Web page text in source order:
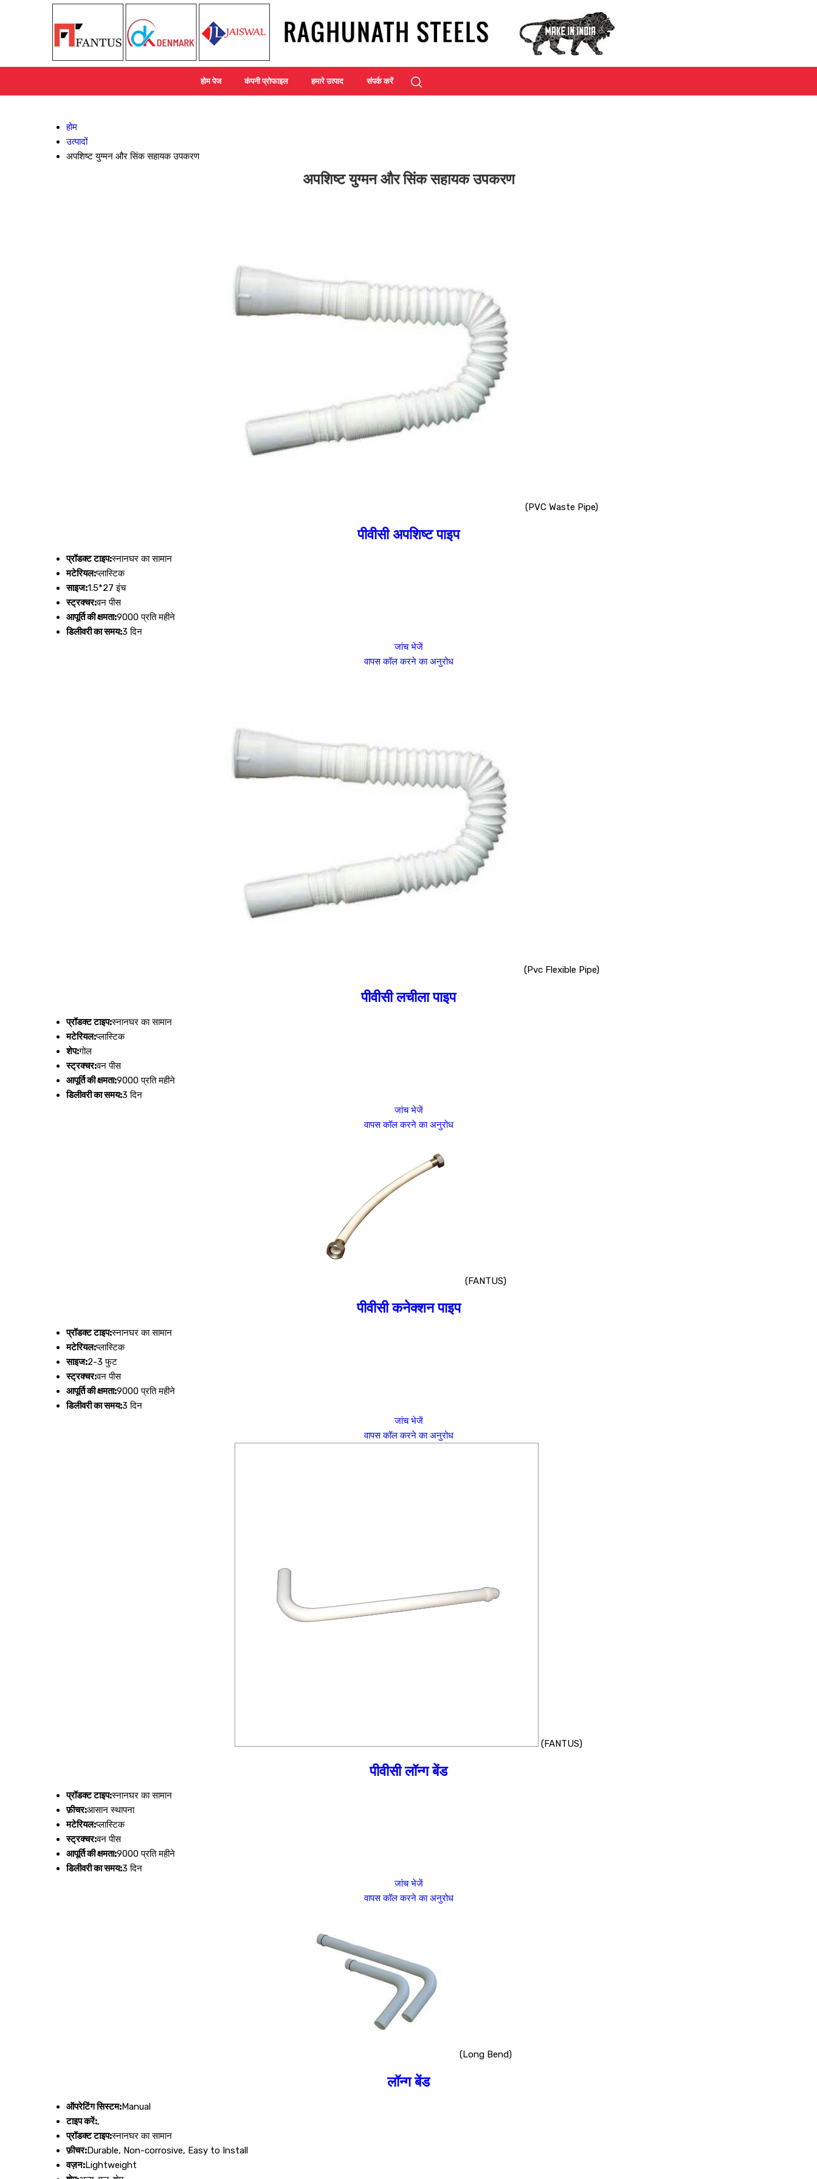
होम पेज कंपनी प्रोफाइल हमारे उत्पाद संपर्क करें
होम
उत्पादों
अपशिष्ट युग्मन और सिंक सहायक उपकरण
अपशिष्ट युग्मन और सिंक सहायक उपकरण
(PVC Waste Pipe)
पीवीसी अपशिष्ट पाइप
प्रॉडक्ट टाइप:स्नानघर का सामान
मटेरियल:प्लास्टिक
साइज:1.5*27 इंच
स्ट्रक्चर:वन पीस
आपूर्ति की क्षमता:9000 प्रति महीने
डिलीवरी का समय:3 दिन
जांच भेजें
वापस कॉल करने का अनुरोध
(Pvc Flexible Pipe)
पीवीसी लचीला पाइप
प्रॉडक्ट टाइप:स्नानघर का सामान
मटेरियल:प्लास्टिक
शेप:गोल
स्ट्रक्चर:वन पीस
आपूर्ति की क्षमता:9000 प्रति महीने
डिलीवरी का समय:3 दिन
जांच भेजें
वापस कॉल करने का अनुरोध
(FANTUS)
पीवीसी कनेक्शन पाइप
प्रॉडक्ट टाइप:स्नानघर का सामान
मटेरियल:प्लास्टिक
साइज:2-3 फुट
स्ट्रक्चर:वन पीस
आपूर्ति की क्षमता:9000 प्रति महीने
डिलीवरी का समय:3 दिन
जांच भेजें
वापस कॉल करने का अनुरोध
(FANTUS)
पीवीसी लॉन्ग बेंड
प्रॉडक्ट टाइप:स्नानघर का सामान
फ़ीचर:आसान स्थापना
मटेरियल:प्लास्टिक
स्ट्रक्चर:वन पीस
आपूर्ति की क्षमता:9000 प्रति महीने
डिलीवरी का समय:3 दिन
जांच भेजें
वापस कॉल करने का अनुरोध
(Long Bend)
लॉन्ग बेंड
ऑपरेटिंग सिस्टम:Manual
टाइप करें:,
प्रॉडक्ट टाइप:स्नानघर का सामान
फ़ीचर:Durable, Non-corrosive, Easy to Install
वज़न:Lightweight